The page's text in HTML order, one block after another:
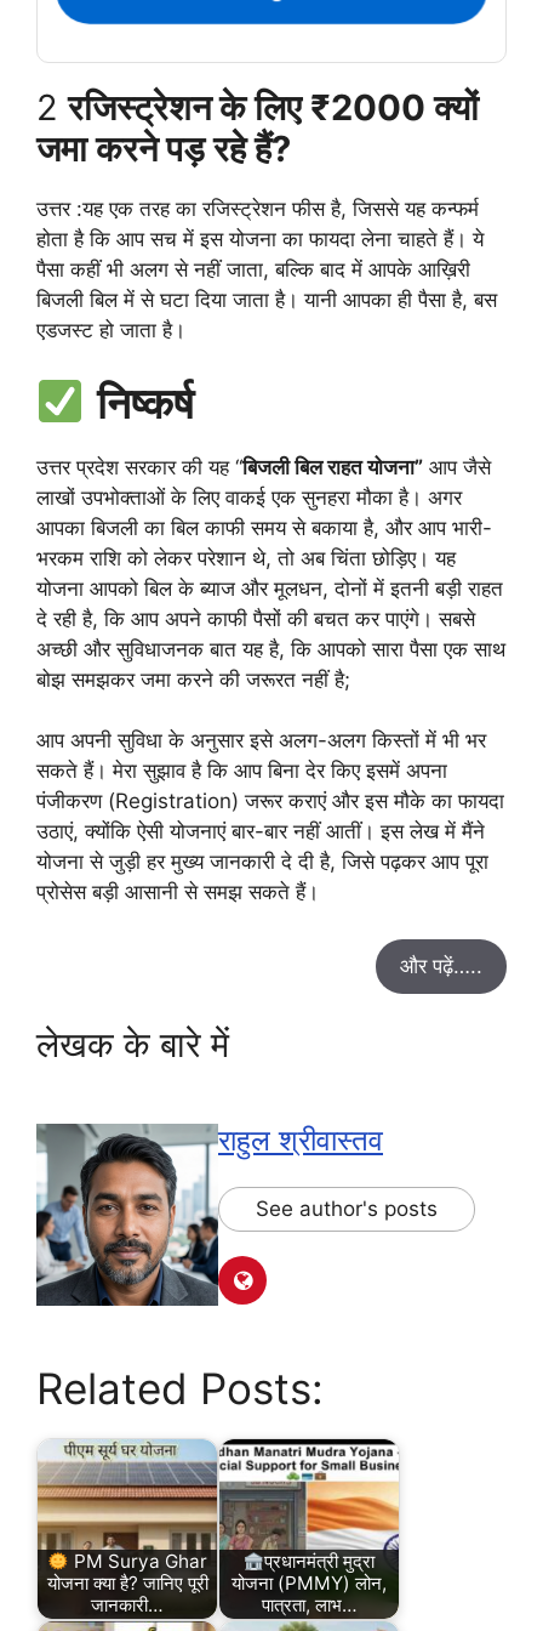
2रजिस्ट्रेशन के लिए ₹2000 क्यों
जमा करने पड़ रहे हैं?
उत्तर :यह एक तरह का रजिस्ट्रेशन फीस है, जिससे यह कन्फर्म
होता है कि आप सच में इस योजना का फायदा लेना चाहते हैं। ये
पैसा कहीं भी अलग से नहीं जाता, बल्कि बाद में आपके आख़िरी
बिजली बिल में से घटा दिया जाता है। यानी आपका ही पैसा है, बस
एडजस्ट हो जाता है।
निष्कर्ष
उत्तर प्रदेश सरकार की यह “बिजली बिल राहत योजना” आप जैसे
लाखों उपभोक्ताओं के लिए वाकई एक सुनहरा मौका है। अगर
आपका बिजली का बिल काफी समय से बकाया है, और आप भारी-
भरकम राशि को लेकर परेशान थे, तो अब चिंता छोड़िए। यह
योजना आपको बिल के ब्याज और मूलधन, दोनों में इतनी बड़ी राहत
दे रही है, कि आप अपने काफी पैसों की बचत कर पाएंगे। सबसे
अच्छी और सुविधाजनक बात यह है, कि आपको सारा पैसा एक साथ
बोझ समझकर जमा करने की जरूरत नहीं है;
आप अपनी सुविधा के अनुसार इसे अलग-अलग किस्तों में भी भर
सकते हैं। मेरा सुझाव है कि आप बिना देर किए इसमें अपना
पंजीकरण (Registration) जरूर कराएं और इस मौके का फायदा
उठाएं, क्योंकि ऐसी योजनाएं बार-बार नहीं आतीं। इस लेख में मैंने
योजना से जुड़ी हर मुख्य जानकारी दे दी है, जिसे पढ़कर आप पूरा
प्रोसेस बड़ी आसानी से समझ सकते हैं।
और पढ़ें…..
लेखक के बारे में
राहुल श्रीवास्तव
See author's posts
Related Posts:
PM Surya Ghar
योजना क्या है? जानिए पूरी
जानकारी…
प्रधानमंत्री मुद्रा
योजना (PMMY) लोन,
पात्रता, लाभ…